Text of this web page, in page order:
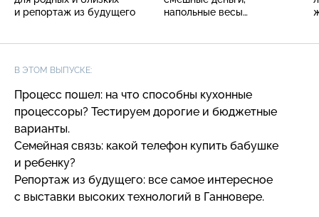
и репортаж из будущего
напольные весы
В ЭТОМ ВЫПУСКЕ:
Процесс пошел: на что способны кухонные
процессоры? Тестируем дорогие и бюджетные
варианты.
Семейная связь: какой телефон купить бабушке
и ребенку?
Репортаж из будущего: все самое интересное
с выставки высоких технологий в Ганновере.